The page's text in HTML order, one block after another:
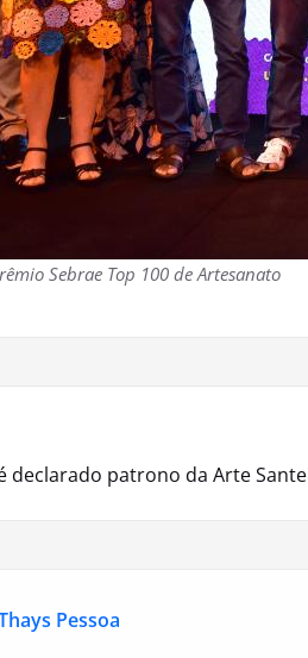
Sebrae Top 100 de Artesanato
declarado patrono da Arte
Pessoa